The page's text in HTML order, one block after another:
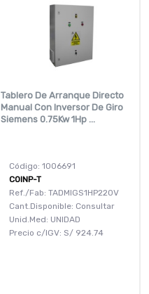
Tablero De Arranque Directo
Manual Con Inversor De Giro
Siemens 0.75Kw 1Hp ...
Código: 1006691
COINP-T
Ref./Fab: TADMIGS1HP220V
Cant.Disponible: Consultar
Unid.Med: UNIDAD
Precio c/IGV: S/ 924.74